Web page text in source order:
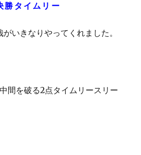
勝タイムリー
いきなりやってくれました。
間を破る2点タイムリースリー